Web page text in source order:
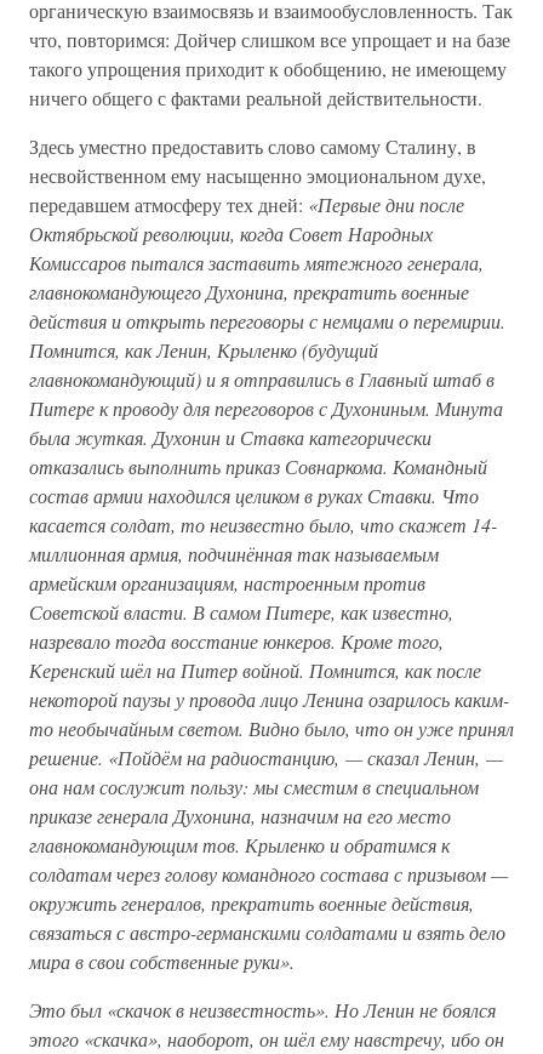
органическую взаимосвязь и взаимообусловленность. Так
что, повторимся: Дойчер слишком все упрощает и на базе
такого упрощения приходит к обобщению, не имеющему
ничего общего с фактами реальной действительности.
Здесь уместно предоставить слово самому Сталину, в
несвойственном ему насыщенно эмоциональном духе,
передавшем атмосферу тех дней: «Первые дни после
Октябрьской революции, когда Совет Народных
Комиссаров пытался заставить мятежного генерала,
главнокомандующего Духонина, прекратить военные
действия и открыть переговоры с немцами о перемирии.
Помнится, как Ленин, Крыленко (будущий
главнокомандующий) и я отправились в Главный штаб в
Питере к проводу для переговоров с Духониным. Минута
была жуткая. Духонин и Ставка категорически
отказались выполнить приказ Совнаркома. Командный
состав армии находился целиком в руках Ставки. Что
касается солдат, то неизвестно было, что скажет 14-
миллионная армия, подчинённая так называемым
армейским организациям, настроенным против
Советской власти. В самом Питере, как известно,
назревало тогда восстание юнкеров. Кроме того,
Керенский шёл на Питер войной. Помнится, как после
некоторой паузы у провода лицо Ленина озарилось каким-
то необычайным светом. Видно было, что он уже принял
решение. «Пойдём на радиостанцию, — сказал Ленин, —
она нам сослужит пользу: мы сместим в специальном
приказе генерала Духонина, назначим на его место
главнокомандующим тов. Крыленко и обратимся к
солдатам через голову командного состава с призывом —
окружить генералов, прекратить военные действия,
связаться с австро-германскими солдатами и взять дело
мира в свои собственные руки».
Это был «скачок в неизвестность». Но Ленин не боялся
этого «скачка», наоборот, он шёл ему навстречу, ибо он